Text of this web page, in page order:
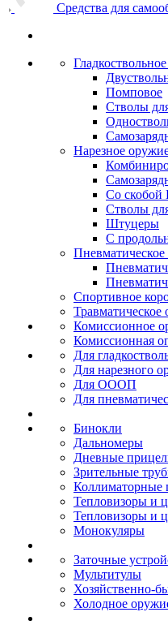
Средства для
Помповое
Стволы
Нарезное
Со скобой
Стволы
Штуцеры
С
Спортивное
Комиссионное
Комиссионная
Для
Для нарезного
Для ОООП
Для
Бинокли
Дальномеры
Дневные
Зрительные
Коллиматорные
Тепловизоры и
Тепловизоры и
Монокуляры
Заточные
Мультитулы
Хозяйственно-
Холодное